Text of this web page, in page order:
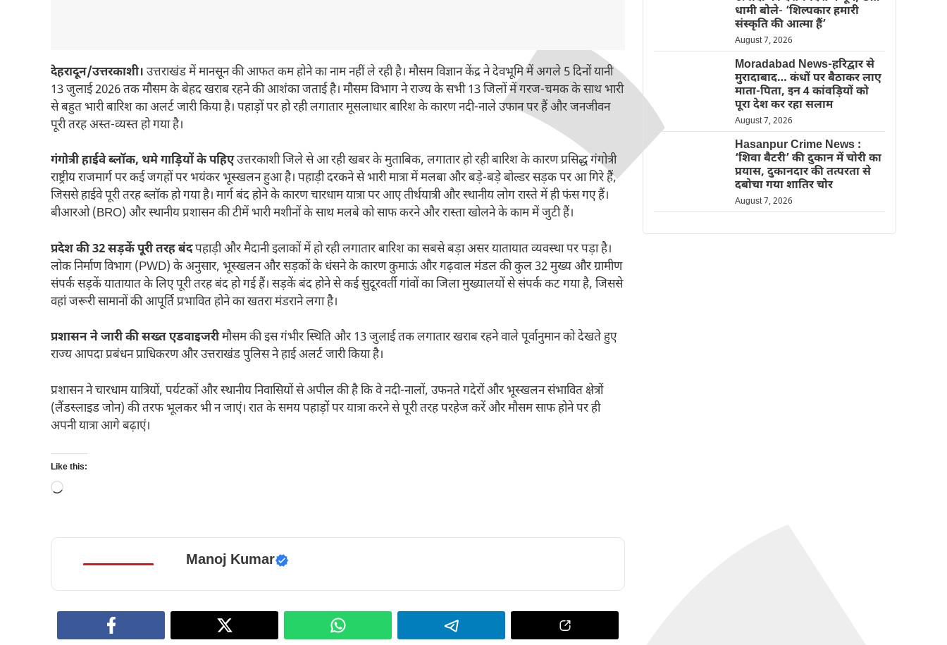
देहरादून/उत्तरकाशी। उत्तराखंड में मानसून की आफत कम होने का नाम नहीं ले रही है। मौसम विज्ञान केंद्र ने देवभूमि में अगले 5 दिनों यानी
13 जुलाई 2026 तक मौसम के बेहद खराब रहने की आशंका जताई है। मौसम विभाग ने राज्य के सभी 13 जिलों में गरज-चमक के साथ भारी
से बहुत भारी बारिश का अलर्ट जारी किया है। पहाड़ों पर हो रही लगातार मूसलाधार बारिश के कारण नदी-नाले उफान पर हैं और जनजीवन
पूरी तरह अस्त-व्यस्त हो गया है।
गंगोत्री हाईवे ब्लॉक, थमे गाड़ियों के पहिएउत्तरकाशी जिले से आ रही खबर के मुताबिक, लगातार हो रही बारिश के कारण प्रसिद्ध गंगोत्री
राष्ट्रीय राजमार्ग पर कई जगहों पर भयंकर भूस्खलन हुआ है। पहाड़ी दरकने से भारी मात्रा में मलबा और बड़े-बड़े बोल्डर सड़क पर आ गिरे हैं,
जिससे हाईवे पूरी तरह ब्लॉक हो गया है। मार्ग बंद होने के कारण चारधाम यात्रा पर आए तीर्थयात्री और स्थानीय लोग रास्ते में ही फंस गए हैं।
बीआरओ (BRO) और स्थानीय प्रशासन की टीमें भारी मशीनों के साथ मलबे को साफ करने और रास्ता खोलने के काम में जुटी हैं।
प्रदेश की 32 सड़कें पूरी तरह बंदपहाड़ी और मैदानी इलाकों में हो रही लगातार बारिश का सबसे बड़ा असर यातायात व्यवस्था पर पड़ा है।
लोक निर्माण विभाग (PWD) के अनुसार, भूस्खलन और सड़कों के धंसने के कारण कुमाऊं और गढ़वाल मंडल की कुल 32 मुख्य और ग्रामीण
संपर्क सड़कें यातायात के लिए पूरी तरह बंद हो गई हैं। सड़कें बंद होने से कई सुदूरवर्ती गांवों का जिला मुख्यालयों से संपर्क कट गया है, जिससे
वहां जरूरी सामानों की आपूर्ति प्रभावित होने का खतरा मंडराने लगा है।
प्रशासन ने जारी की सख्त एडवाइजरीमौसम की इस गंभीर स्थिति और 13 जुलाई तक लगातार खराब रहने वाले पूर्वानुमान को देखते हुए
राज्य आपदा प्रबंधन प्राधिकरण और उत्तराखंड पुलिस ने हाई अलर्ट जारी किया है।
प्रशासन ने चारधाम यात्रियों, पर्यटकों और स्थानीय निवासियों से अपील की है कि वे नदी-नालों, उफनते गदेरों और भूस्खलन संभावित क्षेत्रों
(लैंडस्लाइड जोन) की तरफ भूलकर भी न जाएं। रात के समय पहाड़ों पर यात्रा करने से पूरी तरह परहेज करें और मौसम साफ होने पर ही
अपनी यात्रा आगे बढ़ाएं।
Like this:
Loading…
Manoj Kumar
धामी बोले- ‘शिल्पकार हमारी
संस्कृति की आत्मा हैं’
August 7, 2026
Moradabad News-हरिद्वार से
मुरादाबाद… कंधों पर बैठाकर लाए
माता-पिता, इन 4 कांवड़ियों को
पूरा देश कर रहा सलाम
August 7, 2026
Hasanpur Crime News :
‘शिवा बैटरी’ की दुकान में चोरी का
प्रयास, दुकानदार की तत्परता से
दबोचा गया शातिर चोर
August 7, 2026